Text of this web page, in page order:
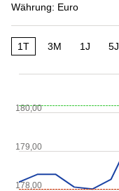
Währung: Euro
1T 3M 1J 5J
178,00
179,00
180,00